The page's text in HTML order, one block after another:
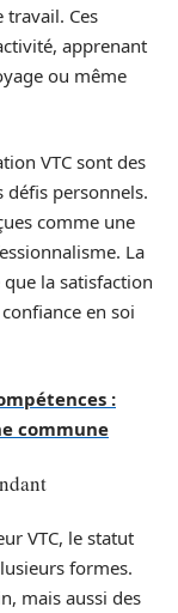
travail. Ces
apprenant
ou même
VTC sont des
défis personnels.
comme une
La
la satisfaction
en soi
:
commune
VTC, le statut
formes.
mais aussi des